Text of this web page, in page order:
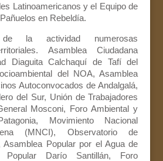
Latinoamericanos y el Equipo de
en Rebeldía.
la actividad numerosas
Asamblea Ciudadana
Diaguita Calchaquí de Tafí del
del NOA, Asamblea
Autoconvocados de Andalgalá,
del Sur, Unión de Trabajadores
Mosconi, Foro Ambiental y
Movimiento Nacional
(MNCI), Observatorio de
Asamblea Popular por el Agua de
Popular Darío Santillán, Foro